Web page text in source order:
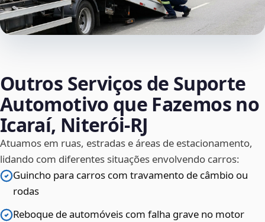
Outros Serviços de Suporte
Automotivo que Fazemos no
Icaraí, Niterói‑RJ
Atuamos em ruas, estradas e áreas de estacionamento,
lidando com diferentes situações envolvendo carros:
Guincho para carros com travamento de câmbio ou
rodas
Reboque de automóveis com falha grave no motor